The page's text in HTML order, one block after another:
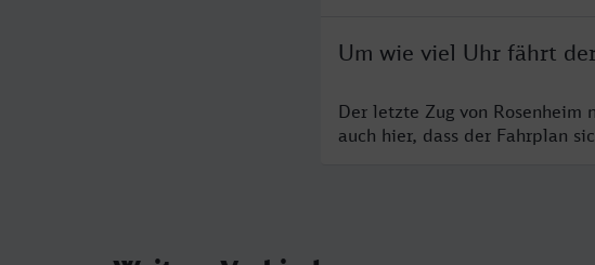
Um wie viel Uhr fährt
Der letzte Zug von
auch hier, dass der Fahrplan